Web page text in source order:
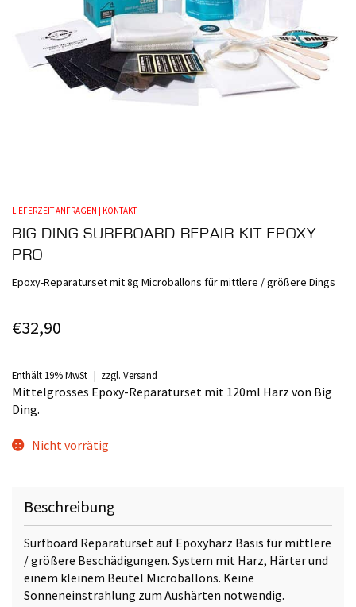
LIEFERZEIT ANFRAGEN | KONTAKT
BIG DING SURFBOARD REPAIR KIT EPOXY
PRO
Epoxy-Reparaturset mit 8g Microballons für mittlere / größere Dings
€32,90
Enthält 19% MwSt zzgl. Versand
Mittelgrosses Epoxy-Reparaturset mit 120ml Harz von Big
Ding.
Nicht vorrätig
Beschreibung
Surfboard Reparaturset auf Epoxyharz Basis für mittlere
/ größere Beschädigungen. System mit Harz, Härter und
einem kleinem Beutel Microballons. Keine
Sonneneinstrahlung zum Aushärten notwendig.